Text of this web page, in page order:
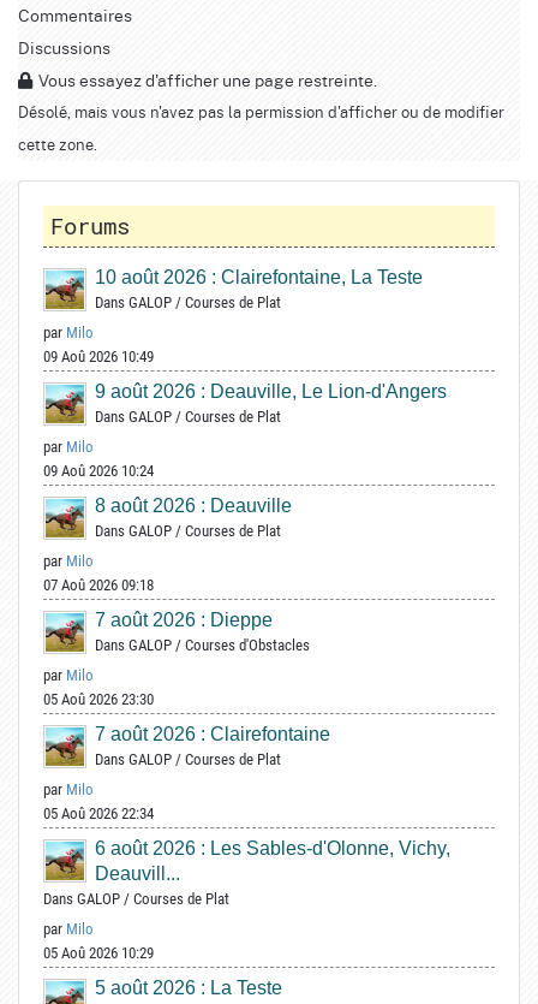
Commentaires
Discussions
Vous essayez d'afficher une page restreinte.
Désolé, mais vous n'avez pas la permission d'afficher ou de modifier
cette zone.
Forums
10 août 2026 : Clairefontaine, La Teste
Dans GALOP / Courses de Plat
par Milo
09 Aoû 2026 10:49
9 août 2026 : Deauville, Le Lion-d'Angers
Dans GALOP / Courses de Plat
par Milo
09 Aoû 2026 10:24
8 août 2026 : Deauville
Dans GALOP / Courses de Plat
par Milo
07 Aoû 2026 09:18
7 août 2026 : Dieppe
Dans GALOP / Courses d'Obstacles
par Milo
05 Aoû 2026 23:30
7 août 2026 : Clairefontaine
Dans GALOP / Courses de Plat
par Milo
05 Aoû 2026 22:34
6 août 2026 : Les Sables-d'Olonne, Vichy,
Deauvill...
Dans GALOP / Courses de Plat
par Milo
05 Aoû 2026 10:29
5 août 2026 : La Teste